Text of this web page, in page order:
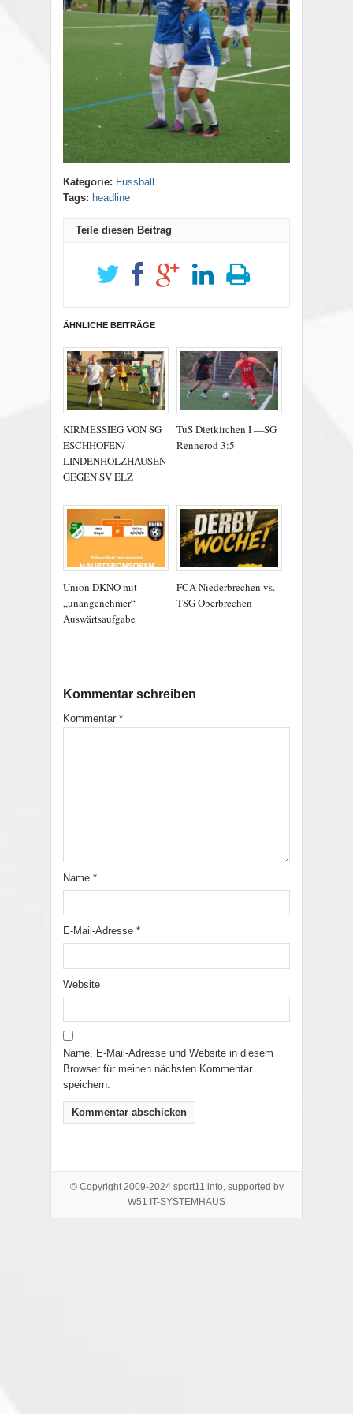
Kategorie: Fussball
Tags: headline
Teile diesen Beitrag
ÄHNLICHE BEITRÄGE
KIRMESSIEG VON SG
ESCHHOFEN/
LINDENHOLZHAUSEN
GEGEN SV ELZ
TuS Dietkirchen I —SG
Rennerod 3:5
Union DKNO mit
„unangenehmer“
Auswärtsaufgabe
FCA Niederbrechen vs.
TSG Oberbrechen
Kommentar schreiben
Kommentar *
Name *
E-Mail-Adresse *
Website
Name, E-Mail-Adresse und Website in diesem
Browser für meinen nächsten Kommentar
speichern.
© Copyright 2009-2024 sport11.info, supported by
W51 IT-SYSTEMHAUS